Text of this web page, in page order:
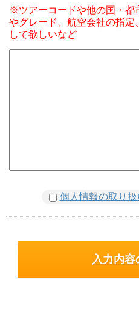
※ツアーコードや他の国・都
やグレード、航空会社の指
して欲しいなど
個人情報の取り扱